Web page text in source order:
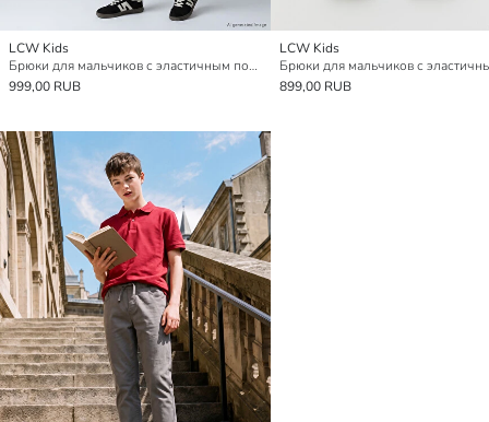
LCW Kids
Брюки для мальчиков с эластичным поясом
999,00 RUB
LCW Kids
899,00 RUB